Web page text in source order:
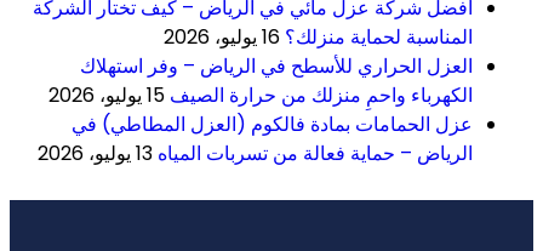
أفضل شركة عزل مائي في الرياض – كيف تختار الشركة
المناسبة لحماية منزلك؟ 16 يوليو، 2026
العزل الحراري للأسطح في الرياض – وفر استهلاك
الكهرباء واحمِ منزلك من حرارة الصيف 15 يوليو، 2026
عزل الحمامات بمادة فالكوم (العزل المطاطي) في
الرياض – حماية فعالة من تسربات المياه 13 يوليو، 2026